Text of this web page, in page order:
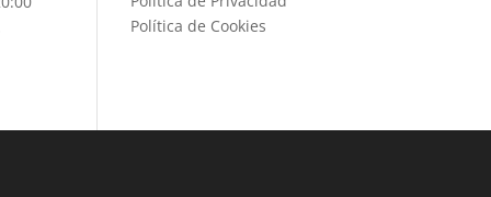
Política de Cookies